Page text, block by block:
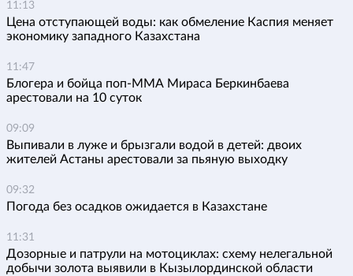
11:13
Цена отступающей воды: как обмеление Каспия меняет
экономику западного Казахстана
11:47
Блогера и бойца поп-ММА Мираса Беркинбаева
арестовали на 10 суток
09:09
Выпивали в луже и брызгали водой в детей: двоих
жителей Астаны арестовали за пьяную выходку
09:32
Погода без осадков ожидается в Казахстане
11:31
Дозорные и патрули на мотоциклах: схему нелегальной
добычи золота выявили в Кызылординской области